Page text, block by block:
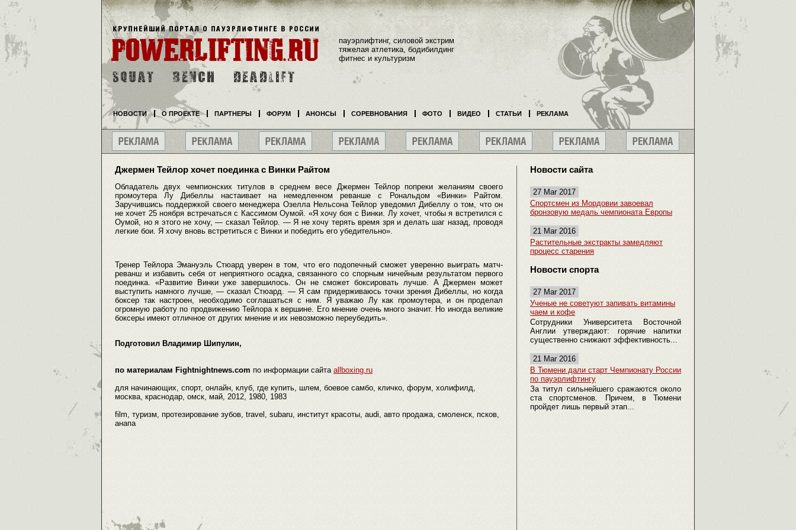
Джермен Тейлор хочет поединка с Винки Райтом
Обладатель двух чемпионских титулов в среднем весе Джермен Тейлор попреки желаниям своего
промоутера Лу Дибеллы настаивает на немедленном реванше с Рональдом «Винки» Райтом.
Заручившись поддержкой своего менеджера Озелла Нельсона Тейлор уведомил Дибеллу о том, что он
не хочет 25 ноября встречаться с Кассимом Оумой. «Я хочу боя с Винки. Лу хочет, чтобы я встретился с
Оумой, но я этого не хочу, — сказал Тейлор. — Я не хочу терять время зря и делать шаг назад, проводя
легкие бои. Я хочу вновь встретиться с Винки и победить его убедительно».
Тренер Тейлора Эмануэль Стюард уверен в том, что его подопечный сможет уверенно выиграть матч-
реванш и избавить себя от неприятного осадка, связанного со спорным ничейным результатом первого
поединка. «Развитие Винки уже завершилось. Он не сможет боксировать лучше. А Джермен может
выступить намного лучше, — сказал Стюард. — Я сам придерживаюсь точки зрения Дибеллы, но когда
боксер так настроен, необходимо соглашаться с ним. Я уважаю Лу как промоутера, и он проделал
огромную работу по продвижению Тейлора к вершине. Его мнение очень много значит. Но иногда великие
боксеры имеют отличное от других мнение и их невозможно переубедить».
Подготовил Владимир Шипулин,
по материалам Fightnightnews.com по информации сайта allboxing.ru
для начинающих, спорт, онлайн, клуб, где купить, шлем, боевое самбо, кличко, форум, холифилд,
москва, краснодар, омск, май, 2012, 1980, 1983
film, туризм, протезирование зубов, travel, subaru, институт красоты, audi, авто продажа, смоленск, псков,
анапа
Новости сайта
27 Mar 2017
Спортсмен из Мордовии завоевал
бронзовую медаль чемпионата Европы
21 Mar 2016
Растительные экстракты замедляют
процесс старения
Новости спорта
27 Mar 2017
Ученые не советуют запивать витамины
чаем и кофе
Сотрудники Университета Восточной
Англии утверждают: горячие напитки
существенно снижают эффективность...
21 Mar 2016
В Тюмени дали старт Чемпионату России
по пауэрлифтингу
За титул сильнейшего сражаются около
ста спортсменов. Причем, в Тюмени
пройдет лишь первый этап...
пауэрлифтинг, силовой экстрим
тяжелая атлетика, бодибилдинг
фитнес и культуризм
НОВОСТИ О ПРОЕКТЕ ПАРТНЕРЫ ФОРУМ АНОНСЫ СОРЕВНОВАНИЯ ФОТО ВИДЕО СТАТЬИ РЕКЛАМА